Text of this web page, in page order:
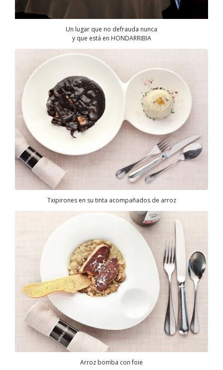
Un lugar que no defrauda nunca
y que está en HONDARRIBIA
Txipirones en su tinta acompañados de arroz
Arroz bomba con foie